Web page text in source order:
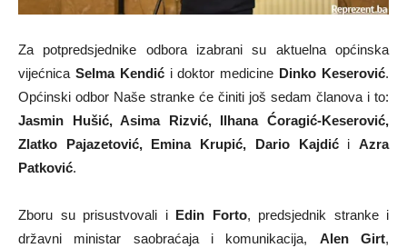
Za potpredsjednike odbora izabrani su aktuelna općinska
vijećnica Selma Kendići doktor medicine Dinko Keserović.
Općinski odbor Naše stranke će činiti još sedam članova i to:
Jasmin Hušić, Asima Rizvić, Ilhana Ćoragić-Keserović,
Zlatko Pajazetović, Emina Krupić, Dario KajdićiAzra
Patković.
Zboru su prisustvovali i Edin Forto, predsjednik stranke i
državni ministar saobraćaja i komunikacija, Alen Girt,